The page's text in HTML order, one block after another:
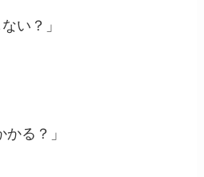
い？」
かる？」